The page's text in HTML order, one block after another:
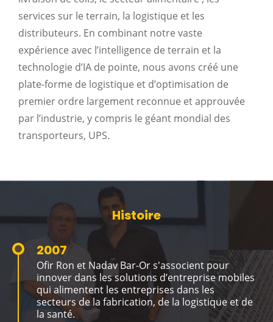
services sur le terrain, la logistique et les
distributeurs. En combinant notre vaste
expérience avec l’intelligence de terrain et la
technologie d’IA de pointe, nous avons créé une
plate-forme de logistique et d’optimisation de
premier ordre largement reconnue et approuvée
par l’industrie, y compris le géant mondial des
transporteurs, UPS.
Histoire
2007
Ofir Ron et Nadav Bar-Or s'associent pour
innover dans les solutions d’entreprise mobiles
qui alimentent les entreprises dans les
secteurs de la fabrication, de la logistique et de
la santé.